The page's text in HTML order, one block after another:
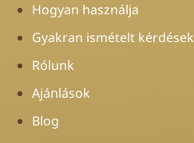
Hogyan használja
Gyakran ismételt kérdések
Rólunk
Ajánlások
Blog